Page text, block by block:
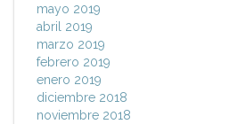
mayo 2019
abril 2019
marzo 2019
febrero 2019
enero 2019
diciembre 2018
noviembre 2018